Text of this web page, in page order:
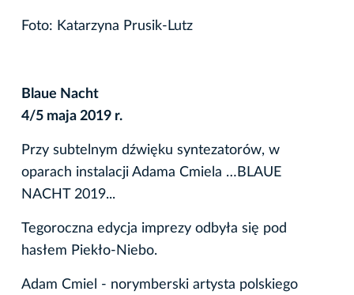
Foto: Katarzyna Prusik-Lutz
Blaue Nacht
4/5 maja 2019 r.
Przy subtelnym dźwięku syntezatorów, w
oparach instalacji Adama Cmiela …BLAUE
NACHT 2019...
Tegoroczna edycja imprezy odbyła się pod
hasłem Piekło-Niebo.
Adam Cmiel - norymberski artysta polskiego